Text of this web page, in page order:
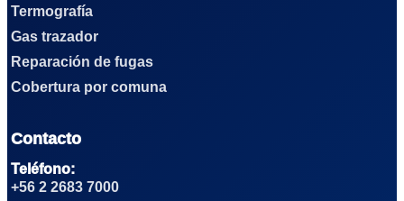
Termografía
Gas trazador
Reparación de fugas
Cobertura por comuna
Contacto
Teléfono:
+56 2 2683 7000